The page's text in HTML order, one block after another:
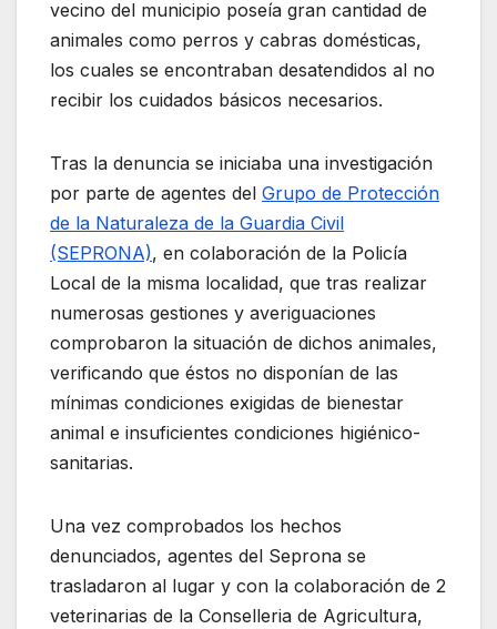
vecino del municipio poseía gran cantidad de
animales como perros y cabras domésticas,
los cuales se encontraban desatendidos al no
recibir los cuidados básicos necesarios.
Tras la denuncia se iniciaba una investigación
por parte de agentes del Grupo de Protección
de la Naturaleza de la Guardia Civil
(SEPRONA), en colaboración de la Policía
Local de la misma localidad, que tras realizar
numerosas gestiones y averiguaciones
comprobaron la situación de dichos animales,
verificando que éstos no disponían de las
mínimas condiciones exigidas de bienestar
animal e insuficientes condiciones higiénico-
sanitarias.
Una vez comprobados los hechos
denunciados, agentes del Seprona se
trasladaron al lugar y con la colaboración de 2
veterinarias de la Conselleria de Agricultura,